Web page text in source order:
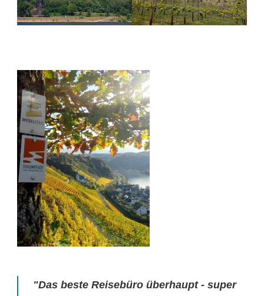
"Das beste Reisebüro überhaupt - super